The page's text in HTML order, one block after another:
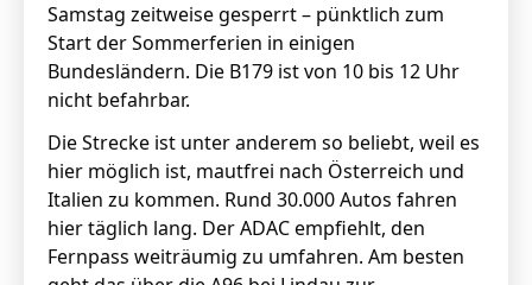
Samstag zeitweise gesperrt – pünktlich zum
Start der Sommerferien in einigen
Bundesländern. Die B179 ist von 10 bis 12 Uhr
nicht befahrbar.
Die Strecke ist unter anderem so beliebt, weil es
hier möglich ist, mautfrei nach Österreich und
Italien zu kommen. Rund 30.000 Autos fahren
hier täglich lang. Der ADAC empfiehlt, den
Fernpass weiträumig zu umfahren. Am besten